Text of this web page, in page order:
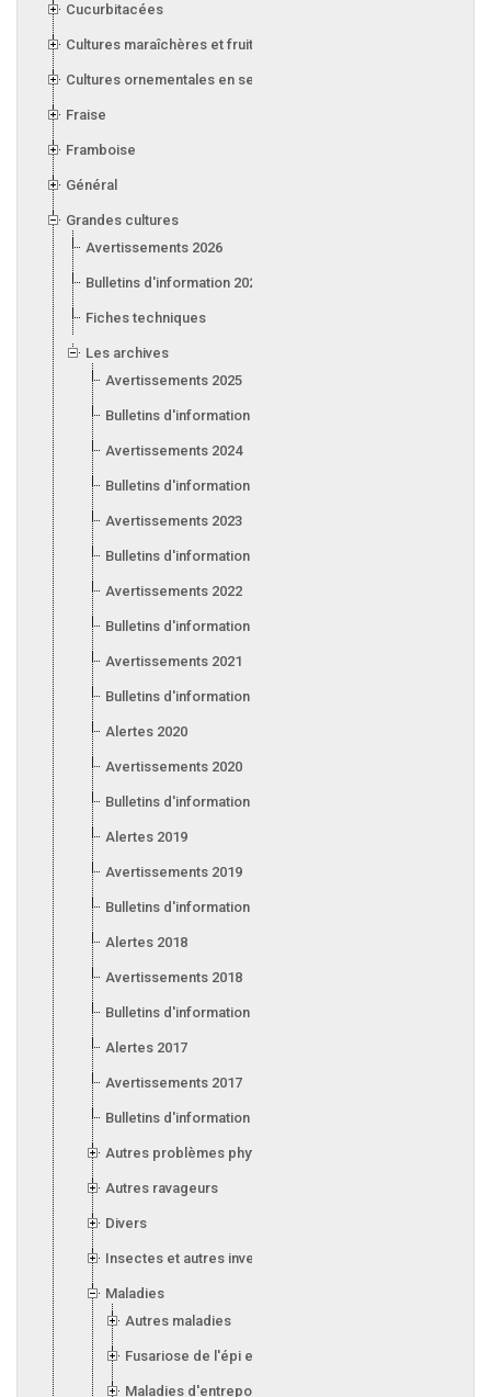
Cucurbitacées
Cultures maraîchères et fruitières en serre
Cultures ornementales en serre
Fraise
Framboise
Général
Grandes cultures
Avertissements 2026
Bulletins d'information 2026
Fiches techniques
Les archives
Avertissements 2025
Bulletins d'information 2025
Avertissements 2024
Bulletins d'information 2024
Avertissements 2023
Bulletins d'information 2023
Avertissements 2022
Bulletins d'information 2022
Avertissements 2021
Bulletins d'information 2021
Alertes 2020
Avertissements 2020
Bulletins d'information 2020
Alertes 2019
Avertissements 2019
Bulletins d'information 2019
Alertes 2018
Avertissements 2018
Bulletins d'information 2018
Alertes 2017
Avertissements 2017
Bulletins d'information 2017
Autres problèmes phytosanitaires
Autres ravageurs
Divers
Insectes et autres invertébrés
Maladies
Autres maladies
Fusariose de l'épi et de l'orge
Maladies d'entreposage (silos)